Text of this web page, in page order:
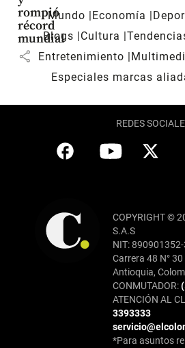
rompió
récord
mundial
share
Mundo Economía
Blogs
Cultura
Entretenimiento
Especiales marcas
REDES
COPYRIGHT ©
S.A.S
NIT: 890901352-
Carrera 48 N°
Antioquia,
CONMUTADOR:
ATENCIÓN AL
3393333
*Para asuntos